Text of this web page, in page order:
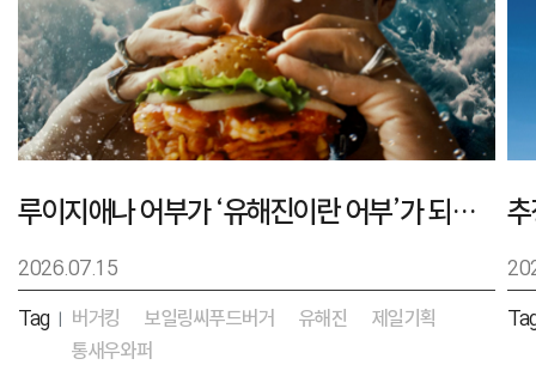
루이지애나 어부가 ‘유해진이란 어부’가 되기까지 – 버거킹 보일링씨푸드버거 캠페인
2026.07.15
Tag | 버거킹 보일링씨푸드버거 유해진
제일기획
통새우와퍼